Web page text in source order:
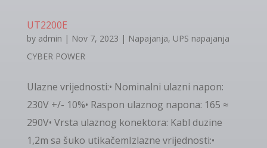
UT2200E
by admin | Nov 7, 2023 | Napajanja, UPS napajanja
CYBER POWER
Ulazne vrijednosti:• Nominalni ulazni napon:
230V +/- 10%• Raspon ulaznog napona: 165 ≈
290V• Vrsta ulaznog konektora: Kabl duzine
1,2m sa šuko utikačemIzlazne vrijednosti:•